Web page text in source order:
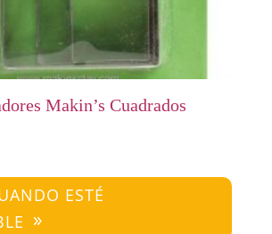
Makin’s Cuadrados
ESTÉ